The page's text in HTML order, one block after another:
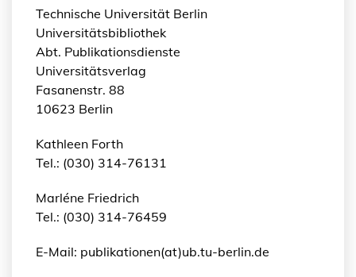
Technische Universität Berlin
Universitätsbibliothek
Abt. Publikationsdienste
Universitätsverlag
Fasanenstr. 88
10623 Berlin
Kathleen Forth
Tel.: (030) 314-76131
Marléne Friedrich
Tel.: (030) 314-76459
E-Mail: publikationen(at)ub.tu-berlin.de